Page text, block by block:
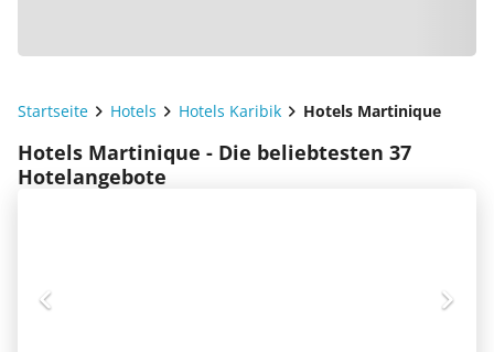
Startseite Hotels Hotels Karibik Hotels Martinique
Hotels Martinique - Die beliebtesten 37
Hotelangebote